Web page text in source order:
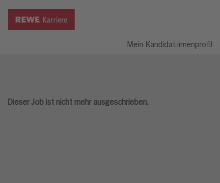
Mein Kandidat:innenprofil
Dieser Job ist nicht mehr ausgeschrieben.